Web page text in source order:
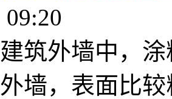
筑外墙中，
墙，表面比